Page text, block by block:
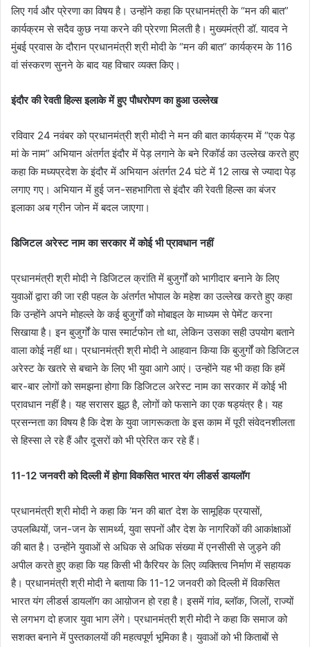
लिए गर्व और प्रेरणा का विषय है। उन्होंने कहा कि प्रधानमंत्री के “मन की बात”
कार्यक्रम से सदैव कुछ नया करने की प्रेरणा मिलती है। मुख्यमंत्री डॉ. यादव ने
मुंबई प्रवास के दौरान प्रधानमंत्री श्री मोदी के “मन की बात” कार्यक्रम के 116
वां संस्करण सुनने के बाद यह विचार व्यक्त किए।
इंदौर की रेवती हिल्स इलाके में हुए पौधरोपण का हुआ उल्लेख
रविवार 24 नवंबर को प्रधानमंत्री श्री मोदी ने मन की बात कार्यक्रम में “एक पेड़
मां के नाम” अभियान अंतर्गत इंदौर में पेड़ लगाने के बने रिकॉर्ड का उल्लेख करते हुए
कहा कि मध्यप्रदेश के इंदौर में अभियान अंतर्गत 24 घंटे में 12 लाख से ज्यादा पेड़
लगाए गए। अभियान में हुई जन-सहभागिता से इंदौर की रेवती हिल्स का बंजर
इलाका अब ग्रीन जोन में बदल जाएगा।
डिजिटल अरेस्ट नाम का सरकार में कोई भी प्रावधान नहीं
प्रधानमंत्री श्री मोदी ने डिजिटल क्रांति में बुजुर्गों को भागीदार बनाने के लिए
युवाओं द्वारा की जा रही पहल के अंतर्गत भोपाल के महेश का उल्लेख करते हुए कहा
कि उन्होंने अपने मोहल्ले के कई बुजुर्गों को मोबाइल के माध्यम से पेमेंट करना
सिखाया है। इन बुजुर्गों के पास स्मार्टफोन तो था, लेकिन उसका सही उपयोग बताने
वाला कोई नहीं था। प्रधानमंत्री श्री मोदी ने आहवान किया कि बुजुर्गों को डिजिटल
अरेस्ट के खतरे से बचाने के लिए भी युवा आगे आएं। उन्होंने यह भी कहा कि हमें
बार-बार लोगों को समझना होगा कि डिजिटल अरेस्ट नाम का सरकार में कोई भी
प्रावधान नहीं है। यह सरासर झूठ है, लोगों को फसाने का एक षड्यंत्र है। यह
प्रसन्नता का विषय है कि देश के युवा जागरूकता के इस काम में पूरी संवेदनशीलता
से हिस्सा ले रहे हैं और दूसरों को भी प्रेरित कर रहे हैं।
11-12 जनवरी को दिल्ली में होगा विकसित भारत यंग लीडर्स डायलॉग
प्रधानमंत्री श्री मोदी ने कहा कि ‘मन की बात’ देश के सामूहिक प्रयासों,
उपलब्धियों, जन-जन के सामर्थ्य, युवा सपनों और देश के नागरिकों की आकांक्षाओं
की बात है। उन्होंने युवाओं से अधिक से अधिक संख्या में एनसीसी से जुड़ने की
अपील करते हुए कहा कि यह किसी भी कैरियर के लिए व्यक्तित्व निर्माण में सहायक
है। प्रधानमंत्री श्री मोदी ने बताया कि 11-12 जनवरी को दिल्ली में विकसित
भारत यंग लीडर्स डायलॉग का आय़ोजन हो रहा है। इसमें गांव, ब्लॉक, जिलों, राज्यों
से लगभग दो हजार युवा भाग लेंगे। प्रधानमंत्री श्री मोदी ने कहा कि समाज को
सशक्त बनाने में पुस्तकालयों की महत्वपूर्ण भूमिका है। युवाओं को भी किताबों से